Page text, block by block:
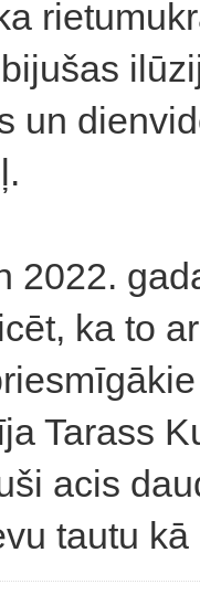
un
2022.
ka to
Tarass
acis
tautu